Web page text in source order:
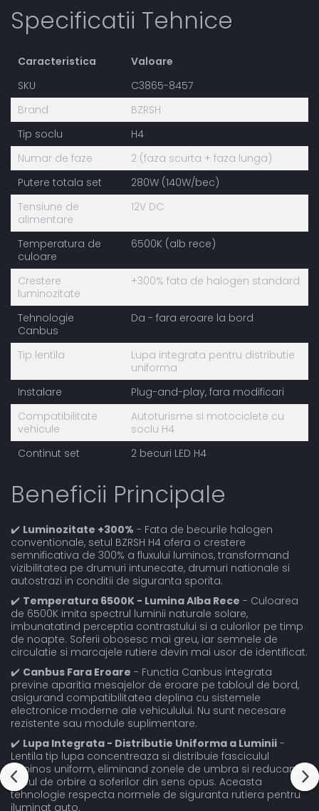
Specificatii Tehnice
Caracteristica
Valoare
SKU
C3865-8457
Brand
BZRSH
Tip soclu
H4
Numar de faze
2 (faza scurta + faza lunga)
Putere totala set
280W (140W/bec)
Tensiune de
alimentare
12V DC
Temperatura de
culoare
6500K (alb rece)
Crestere
luminozitate
+300% fata de halogen standard
Tehnologie
Canbus
Da - fara eroare la bord
Tip lentila
Lupa integrata pentru distributie
uniforma
Instalare
Plug-and-play, fara modificari
Compatibilitate
vehicule
Autoturisme si motociclete cu
soclu H4
Continut set
2 becuri LED H4
Beneficii Principale
✔️ Luminozitate +300% - Fata de becurile halogen
conventionale, setul BZRSH H4 ofera o crestere
semnificativa de 300% a fluxului luminos, transformand
vizibilitatea pe drumuri intunecate, drumuri nationale si
autostrazi in conditii de siguranta sporita.
✔️ Temperatura 6500K - Lumina Alba Rece - Culoarea
de 6500K imita spectrul luminii naturale solare,
imbunatatind perceptia contrastului si a culorilor pe timp
de noapte. Soferii obosesc mai greu, iar semnele de
circulatie si marcajele rutiere devin mai usor de identificat.
✔️ Canbus Fara Eroare - Functia Canbus integrata
previne aparitia mesajelor de eroare pe tabloul de bord,
asigurand compatibilitatea deplina cu sistemele
electronice moderne ale vehiculului. Nu sunt necesare
rezistente sau module suplimentare.
✔️ Lupa Integrata - Distributie Uniforma a Luminii -
Lentila tip lupa concentreaza si distribuie fasciculul
luminos uniform, eliminand zonele de umbra si reducand
riscul de orbire a soferilor din sens opus. Aceasta
tehnologie respecta normele de siguranta rutiera pentru
iluminat auto.